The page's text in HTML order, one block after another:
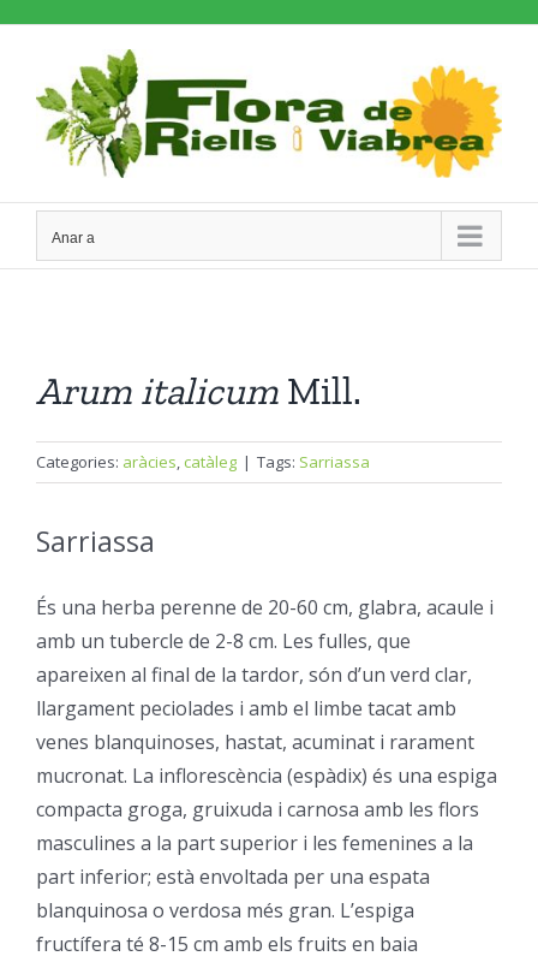
content
Anar a
Arum italicum Mill.
Categories: aràcies, catàleg | Tags: Sarriassa
Sarriassa
És una herba perenne de 20-60 cm, glabra, acaule i
amb un tubercle de 2-8 cm. Les fulles, que
apareixen al final de la tardor, són d’un verd clar,
llargament peciolades i amb el limbe tacat amb
venes blanquinoses, hastat, acuminat i rarament
mucronat. La inflorescència (espàdix) és una espiga
compacta groga, gruixuda i carnosa amb les flors
masculines a la part superior i les femenines a la
part inferior; està envoltada per una espata
blanquinosa o verdosa més gran. L’espiga
fructífera té 8-15 cm amb els fruits en baia